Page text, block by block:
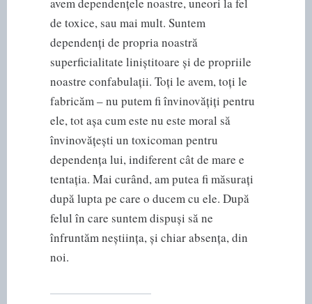
avem dependențele noastre, uneori la fel
de toxice, sau mai mult. Suntem
dependenți de propria noastră
superficialitate liniștitoare și de propriile
noastre confabulații. Toți le avem, toți le
fabricăm – nu putem fi învinovățiți pentru
ele, tot așa cum este nu este moral să
învinovățești un toxicoman pentru
dependența lui, indiferent cât de mare e
tentația. Mai curând, am putea fi măsurați
după lupta pe care o ducem cu ele. După
felul în care suntem dispuși să ne
înfruntăm neștiința, și chiar absența, din
noi.